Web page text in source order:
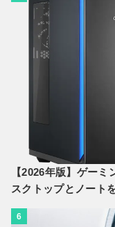
【2026年版】ゲー
スクトップとノート
6